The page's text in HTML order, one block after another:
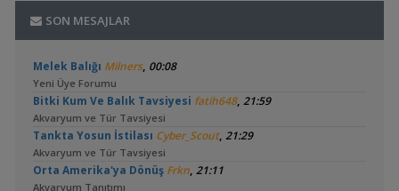
SON MESAJLAR
Melek Balığı Milners, 00:08
Yeni Üye Forumu
Bitki Kum Ve Balık Tavsiyesi fatih648, 21:59
Akvaryum ve Tür Tavsiyesi
Tankta Yosun İstilası Cyber_Scout, 21:29
Akvaryum ve Tür Tavsiyesi
Orta Amerika'ya Dönüş Frkn, 21:11
Akvaryum Tanıtımı